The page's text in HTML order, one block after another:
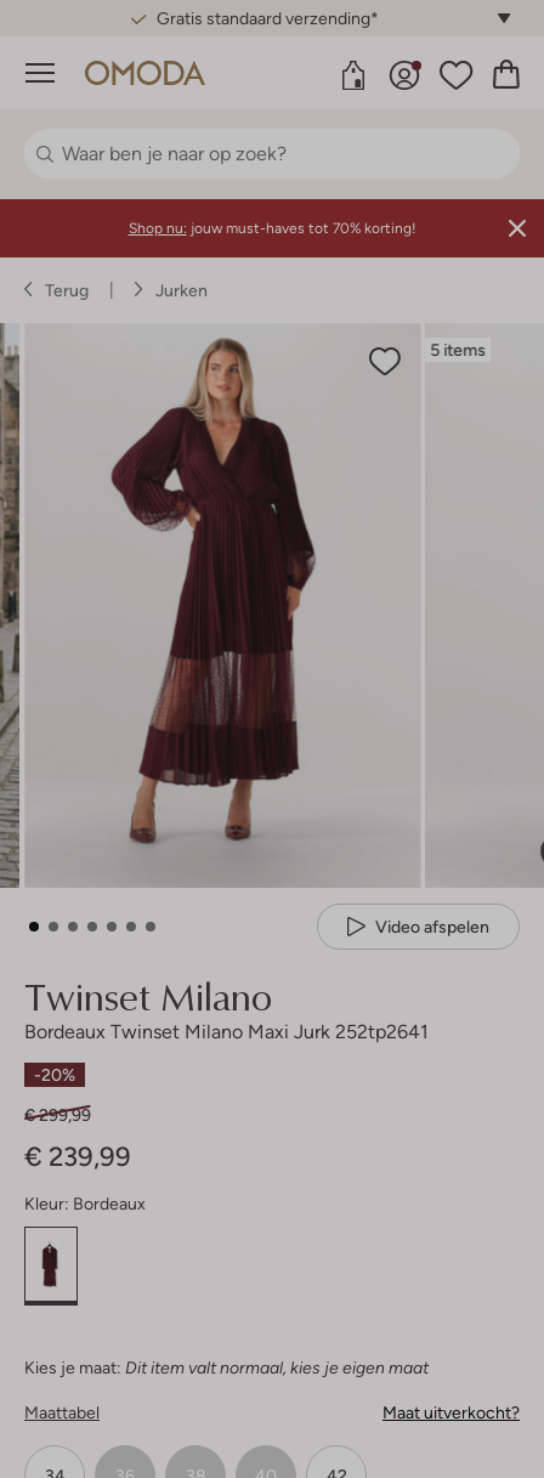
Gratis standaard verzending*
Menu
Shop nu: jouw must-haves tot 70% korting!
Terug Jurken
5 items
Video afspelen
Twinset Milano
Bordeaux Twinset Milano Maxi Jurk 252tp2641
-20%
€ 299,99
€ 239,99
Kleur: Bordeaux
Kies je maat: Dit item valt normaal, kies je eigen maat
Maattabel Maat uitverkocht?